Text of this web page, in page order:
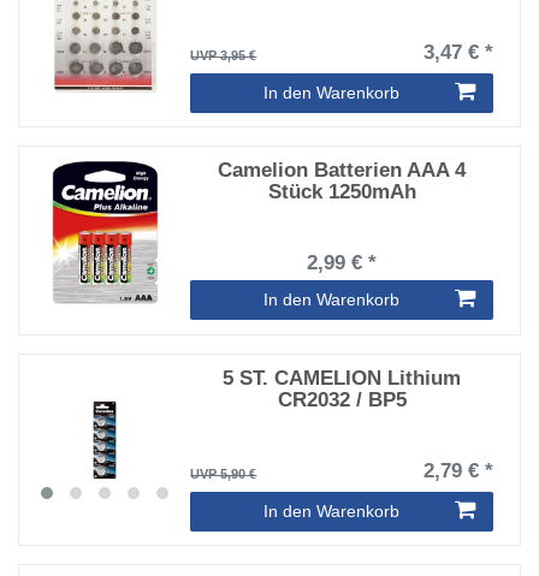
UVP 3,95 € 3,47 € *
In den Warenkorb
Camelion Batterien AAA 4
Stück 1250mAh
2,99 € *
In den Warenkorb
5 ST. CAMELION Lithium
CR2032 / BP5
UVP 5,90 € 2,79 € *
In den Warenkorb